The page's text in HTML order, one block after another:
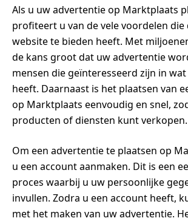
Als u uw advertentie op Marktplaats
profiteert u van de vele voordelen die
website te bieden heeft. Met
de kans groot dat uw advertentie
mensen die geïnteresseerd zijn in
heeft. Daarnaast is het plaatsen van
op Marktplaats eenvoudig en snel,
producten of diensten kunt verkopen.
Om een advertentie te plaatsen op
u een account aanmaken. Dit is een
proces waarbij u uw persoonlijke
invullen. Zodra u een account heeft,
met het maken van uw advertentie.